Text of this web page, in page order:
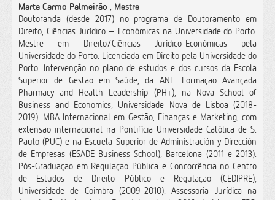
Marta Carmo Palmeirão , Mestre
Doutoranda (desde 2017) no programa de Doutoramento em
Direito, Ciências Jurídico – Económicas na Universidade do Porto.
Mestre em Direito/Ciências Jurídico-Económicas pela
Universidade do Porto. Licenciada em Direito pela Universidade do
Porto. Intervenção no plano de estudos e dos cursos da Escola
Superior de Gestão em Saúde, da ANF. Formação Avançada
Pharmacy and Health Leadership (PH+), na Nova School of
Business and Economics, Universidade Nova de Lisboa (2018-
2019). MBA Internacional em Gestão, Finanças e Marketing, com
extensão internacional na Pontifícia Universidade Católica de S.
Paulo (PUC) e na Escuela Superior de Administración y Dirección
de Empresas (ESADE Business School), Barcelona (2011 e 2013).
Pós-Graduação em Regulação Pública e Concorrência no Centro
de Estudos de Direito Público e Regulação (CEDIPRE),
Universidade de Coimbra (2009-2010). Assessoria Jurídica na